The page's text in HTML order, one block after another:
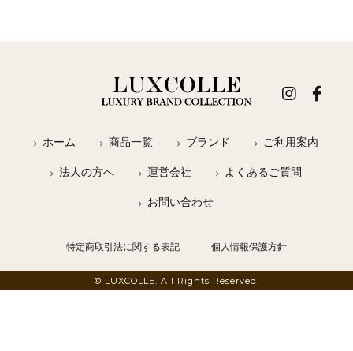
ホーム 商品一覧 ブランド ご利用案内
法人の方へ 運営会社 よくあるご質問
お問い合わせ
特定商取引法に関する表記 個人情報保護方針
© LUXCOLLE. All Rights Reserved.